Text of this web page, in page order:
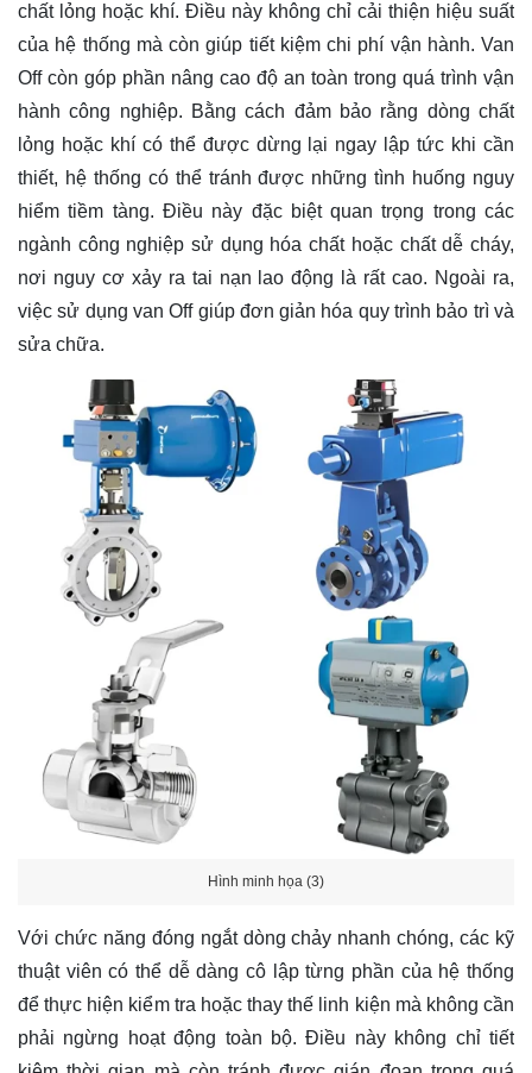
chất lỏng hoặc khí. Điều này không chỉ cải thiện hiệu suất
của hệ thống mà còn giúp tiết kiệm chi phí vận hành. Van
Off còn góp phần nâng cao độ an toàn trong quá trình vận
hành công nghiệp. Bằng cách đảm bảo rằng dòng chất
lỏng hoặc khí có thể được dừng lại ngay lập tức khi cần
thiết, hệ thống có thể tránh được những tình huống nguy
hiểm tiềm tàng. Điều này đặc biệt quan trọng trong các
ngành công nghiệp sử dụng hóa chất hoặc chất dễ cháy,
nơi nguy cơ xảy ra tai nạn lao động là rất cao. Ngoài ra,
việc sử dụng van Off giúp đơn giản hóa quy trình bảo trì và
sửa chữa.
Hình minh họa (3)
Với chức năng đóng ngắt dòng chảy nhanh chóng, các kỹ
thuật viên có thể dễ dàng cô lập từng phần của hệ thống
để thực hiện kiểm tra hoặc thay thế linh kiện mà không cần
phải ngừng hoạt động toàn bộ. Điều này không chỉ tiết